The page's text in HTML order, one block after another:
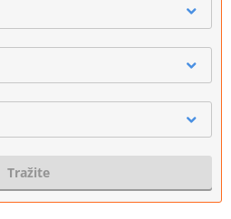
Tražite